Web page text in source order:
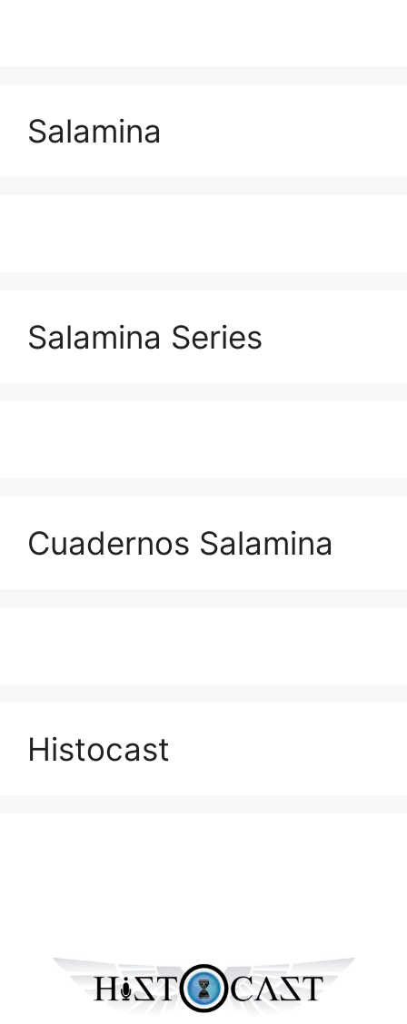
Salamina
Salamina Series
Cuadernos Salamina
Histocast